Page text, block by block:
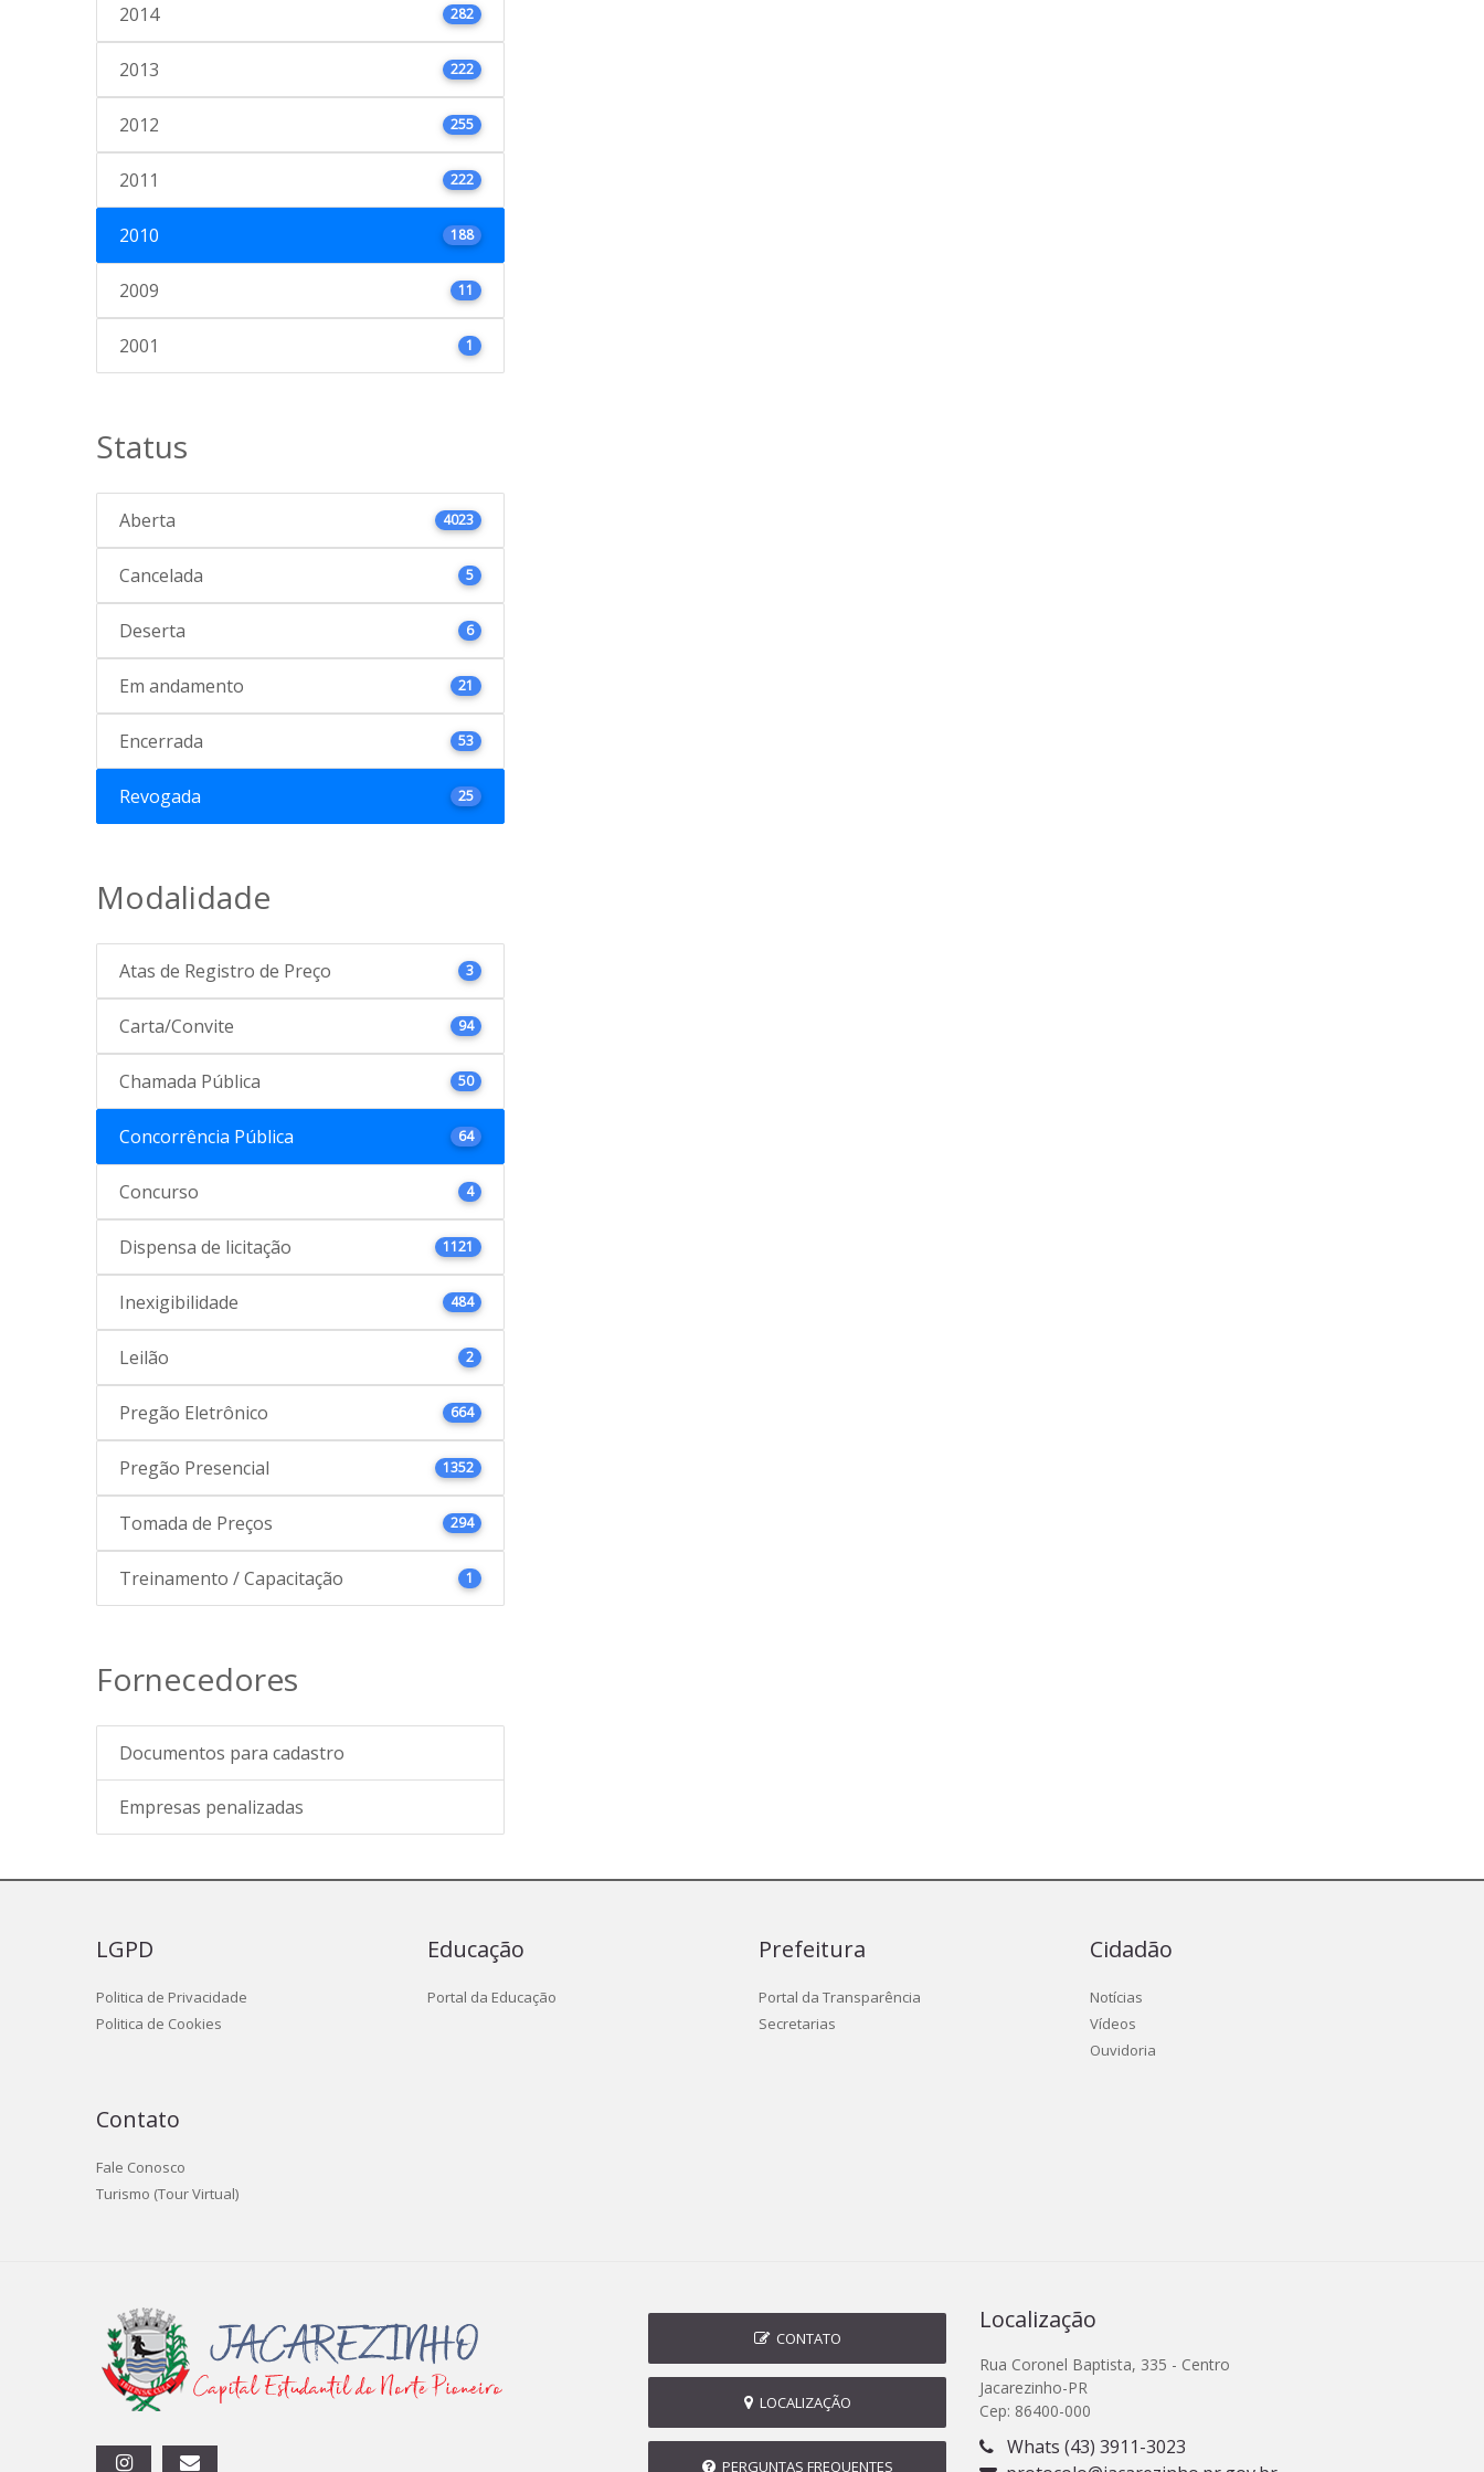
2014 282
2013 222
2012 255
2011 222
2010 188
2009 11
2001 1
Status
Aberta 4023
Cancelada 5
Deserta 6
Em andamento 21
Encerrada 53
Revogada 25
Modalidade
Atas de Registro de Preço 3
Carta/Convite 94
Chamada Pública 50
Concorrência Pública 64
Concurso 4
Dispensa de licitação 1121
Inexigibilidade 484
Leilão 2
Pregão Eletrônico 664
Pregão Presencial 1352
Tomada de Preços 294
Treinamento / Capacitação 1
Fornecedores
Documentos para cadastro
Empresas penalizadas
LGPD
Politica de Privacidade
Politica de Cookies
Educação
Portal da Educação
Prefeitura
Portal da Transparência
Secretarias
Cidadão
Notícias
Vídeos
Ouvidoria
Contato
Fale Conosco
Turismo (Tour Virtual)
CONTATO
LOCALIZAÇÃO
PERGUNTAS FREQUENTES
Localização
Rua Coronel Baptista, 335 - Centro
Jacarezinho-PR
Cep: 86400-000
Whats (43) 3911-3023